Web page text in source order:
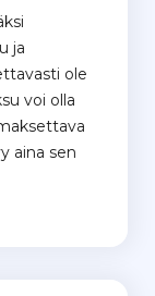
ja
ole
voi olla
aina sen